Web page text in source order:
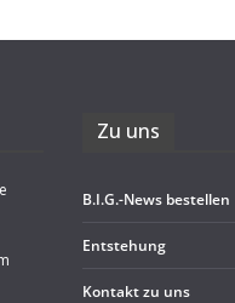
Zu uns
B.I.G.-News bestel­len
Ent­ste­hung
Kon­takt zu uns